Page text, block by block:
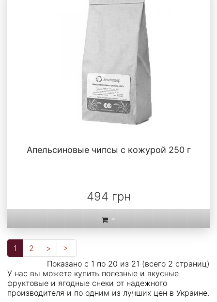
Апельсиновые чипсы с кожурой 250 г
494 грн
-
1 2 >
>|
Показано с 1 по 20 из 21 (всего 2 страниц)
У нас вы можете купить полезные и вкусные
фруктовые и ягодные снеки от надежного
производителя и по одним из лучших цен в Украине.